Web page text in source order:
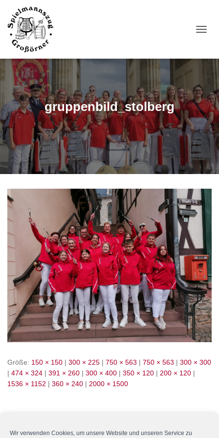
Wir verwenden Cookies, um unsere Website und unseren Service zu
T
I
O
N
U
M
C
A
T
E
N
gruppenbild_stolberg
Größe: 150 × 150 | 300 × 225 | 750 × 563 | 750 × 563 | 300 × 300
| 474 × 324 | 391 × 260 | 300 × 400 | 350 × 120 | 200 × 120 |
1536 × 1152 | 360 × 240 | 2000 × 1500